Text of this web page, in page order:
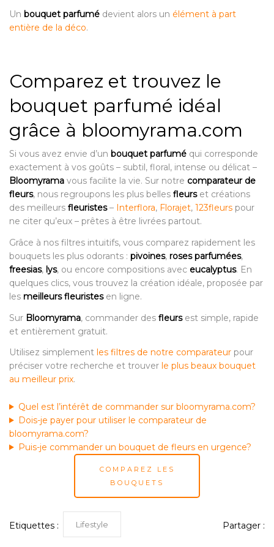
Un bouquet parfumé devient alors un élément à part
entière de la déco.
Comparez et trouvez le
bouquet parfumé idéal
grâce à bloomyrama.com
Si vous avez envie d’un bouquet parfumé qui corresponde
exactement à vos goûts – subtil, floral, intense ou délicat –
Bloomyrama vous facilite la vie. Sur notre comparateur de
fleurs, nous regroupons les plus belles fleurset créations
des meilleurs fleuristes– Interflora, Florajet, 123fleurs pour
ne citer qu’eux – prêtes à être livrées partout.
Grâce à nos filtres intuitifs, vous comparez rapidement les
bouquets les plus odorants : pivoines, roses parfumées,
freesias, lys, ou encore compositions avec eucalyptus. En
quelques clics, vous trouvez la création idéale, proposée par
les meilleurs fleuristesen ligne.
Sur Bloomyrama, commander des fleursest simple, rapide
et entièrement gratuit.
Utilisez simplement les filtres de notre comparateur pour
préciser votre recherche et trouver le plus beaux bouquet
au meilleur prix.
Quel est l’intérêt de commander sur bloomyrama.com?
Dois-je payer pour utiliser le comparateur de
bloomyrama.com?
Puis-je commander un bouquet de fleurs en urgence?
COMPAREZ LES
BOUQUETS
Etiquettes : Lifestyle Partager :